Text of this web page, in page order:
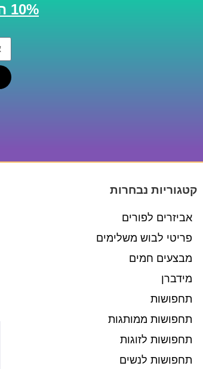
10% הנחה בקנייה הבאה
קטגוריות נבחרות
אביזרים לפורים
פריטי לבוש משלימים
מבצעים חמים
מידברן
תחפושות
תחפושות ממותגות
תחפושות לזוגות
תחפושות לנשים